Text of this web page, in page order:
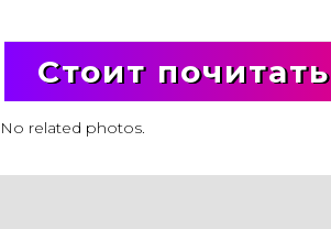
Стоит почитать
No related photos.